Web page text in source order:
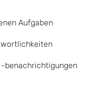
Aufgaben
benachrichtigungen